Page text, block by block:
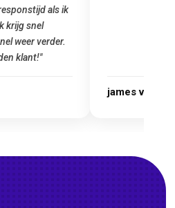
Marcel Thijs